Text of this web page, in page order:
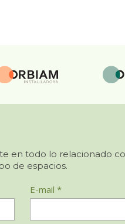
en todo lo relacionado
de espacios.
E-mail *